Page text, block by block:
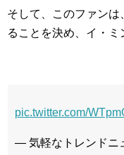
そして、このファン
ることを決め、イ・ミ
pic.twitter.com/
— 気軽なトレンドニ